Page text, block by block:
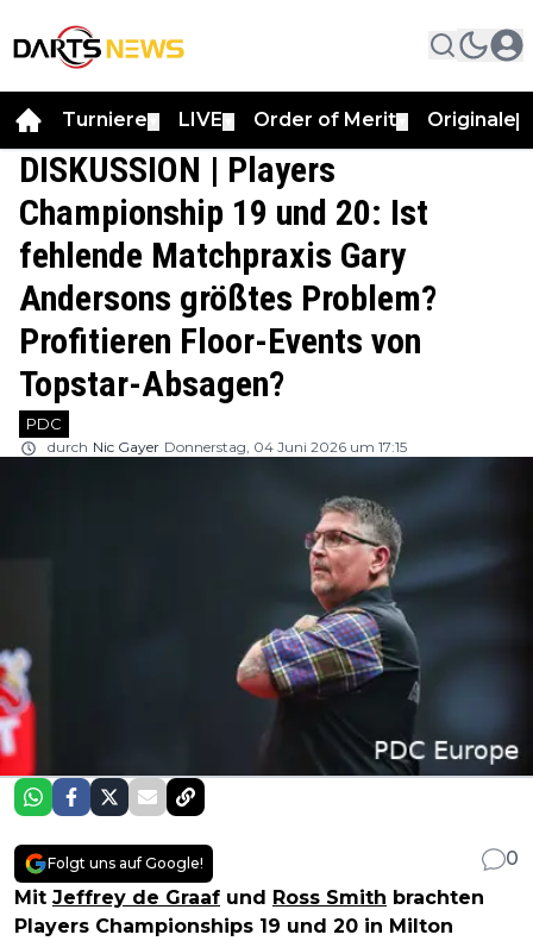
Turniere LIVE Order of Merit Originale
DISKUSSION | Players
Championship 19 und 20: Ist
fehlende Matchpraxis Gary
Andersons größtes Problem?
Profitieren Floor-Events von
Topstar-Absagen?
PDC
durch Nic Gayer Donnerstag, 04 Juni 2026 um 17:15
Folgt uns auf Google!
0
Mit Jeffrey de Graaf und Ross Smith brachten
Players Championships 19 und 20 in Milton